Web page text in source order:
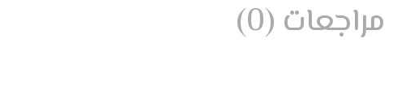
مراجعات (0)